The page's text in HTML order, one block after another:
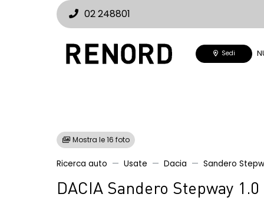
02 248801
Sedi
Mostra le 16 foto
Ricerca auto Usate Dacia Sandero
DACIA Sandero Stepway